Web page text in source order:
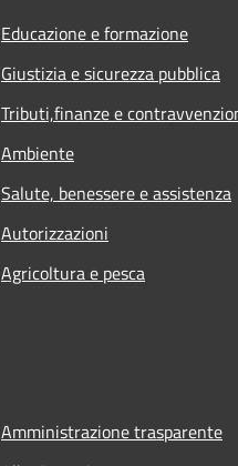
Educazione e formazione
Giustizia e sicurezza pubblica
Tributi,finanze e
Ambiente
Salute, benessere e assistenza
Autorizzazioni
Agricoltura e pesca
Amministrazione trasparente